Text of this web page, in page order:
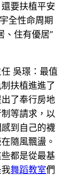
要扶植平安
全性命周期
、住有優居”
吳璟：最值
扶植進進了
了奉行房地
等請求，以
到自己的襪
隨風飄盪。
都是從最基
舞蹈教室們